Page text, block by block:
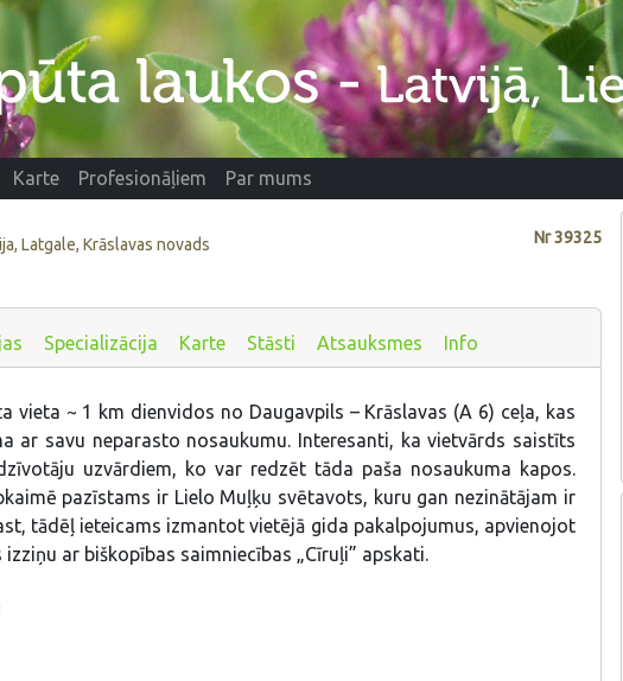
Karte Profesionāļiem Par mums
Nr39325
Latgale, Krāslavas novads
Specializācija Karte Stāsti Atsauksmes Info
vieta ~ 1 km dienvidos no Daugavpils – Krāslavas (A 6) ceļa, kas
ar savu neparasto nosaukumu. Interesanti, ka vietvārds saistīts
uzvārdiem, ko var redzēt tāda paša nosaukuma kapos.
pazīstams ir Lielo Muļķu svētavots, kuru gan nezinātājam ir
tādēļ ieteicams izmantot vietējā gida pakalpojumus, apvienojot
izziņu ar biškopības saimniecības „Cīruļi” apskati.